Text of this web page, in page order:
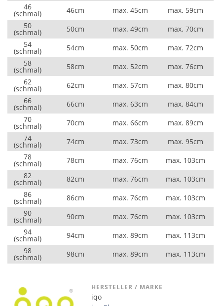
46
(schmal) 46cm max. 45cm
max. 59cm
50
(schmal) 50cm max. 49cm
max. 70cm
54
(schmal) 54cm max. 50cm
max. 72cm
58
(schmal) 58cm max. 52cm
max. 76cm
62
(schmal) 62cm max. 57cm
max. 80cm
66
(schmal) 66cm max. 63cm
max. 84cm
70
(schmal) 70cm max. 66cm
max. 89cm
74
(schmal) 74cm max. 73cm
max. 95cm
78
(schmal) 78cm max. 76cm
max. 103cm
82
(schmal) 82cm max. 76cm
max. 103cm
86
(schmal) 86cm max. 76cm
max. 103cm
90
(schmal) 90cm max. 76cm
max. 103cm
94
(schmal) 94cm max. 89cm
max. 113cm
98
(schmal) 98cm max. 89cm max. 113cm
HERSTELLER / MARKE
iqo